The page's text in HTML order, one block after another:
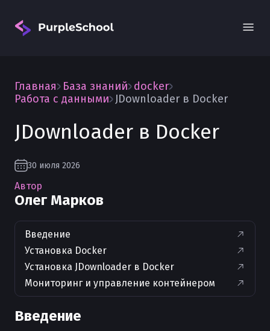
Главная База знаний docker
Работа с данными JDownloader в Docker
JDownloader в Docker
30 июля 2026
Автор
Олег Марков
Введение
Установка Docker
Установка JDownloader в Docker
Мониторинг и управление контейнером
Введение